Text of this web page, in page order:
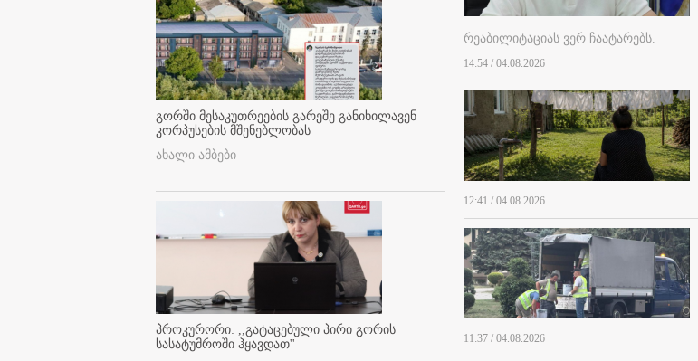
გორში მესაკუთრეების გარეშე განიხილავენ
კორპუსების მშენებლობას
ახალი ამბები
პროკურორი: ,,გატაცებული პირი გორის
სასატუმროში ჰყავდათ''
რეაბილიტაციას ვერ ჩაატარებს.
14:54 / 04.08.2026
12:41 / 04.08.2026
11:37 / 04.08.2026